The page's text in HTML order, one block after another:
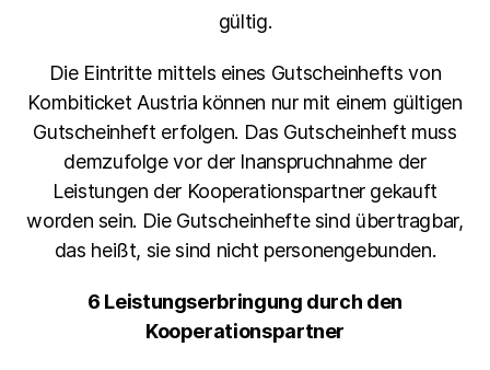
gültig.
Die Eintritte mittels eines Gutscheinhefts von
Kombiticket Austria können nur mit einem gültigen
Gutscheinheft erfolgen. Das Gutscheinheft muss
demzufolge vor der Inanspruchnahme der
Leistungen der Kooperationspartner gekauft
worden sein. Die Gutscheinhefte sind übertragbar,
das heißt, sie sind nicht personengebunden.
6 Leistungserbringung durch den
Kooperationspartner